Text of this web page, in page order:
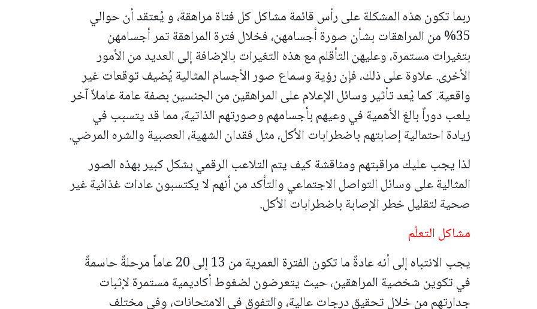
ربما تكون هذه المشكلة على رأس قائمة مشاكل كل فتاة مراهقة، و يُعتقد أن حوالي
35% من المراهقات بشأن صورة أجسامهن، فخلال فترة المراهقة تمر أجسامهن
بتغيرات مستمرة، وعليهن التأقلم مع هذه التغيرات بالإضافة إلى العديد من الأمور
الأخرى. علاوة على ذلك، فإن رؤية وسماع صور الأجسام المثالية يُضيف توقعات غير
واقعية. كما يُعد تأثير وسائل الإعلام على المراهقين من الجنسين بصفة عامة عاملاً آخر
يلعب دوراً بالغ الأهمية في وعيهم بأجسامهم وصورتهم الذاتية، مما قد يتسبب في
زيادة احتمالية إصابتهم باضطرابات الأكل، مثل فقدان الشهية، العصبية والشره المرضي.
لذا يجب عليك مراقبتهم ومناقشة كيف يتم التلاعب الرقمي بشكل كبير بهذه الصور
المثالية على وسائل التواصل الاجتماعي والتأكد من أنهم لا يكتسبون عادات غذائية غير
صحية لتقليل خطر الإصابة باضطرابات الأكل.
مشاكل التعلّم
يجب الانتباه إلى أنه عادةً ما تكون الفترة العمرية من 13 إلى 20 عاماً مرحلةً حاسمةً
في تكوين شخصية المراهقين، حيث يتعرضون لضغوط أكاديمية مستمرة لإثبات
جدارتهم من خلال تحقيق درجات عالية، والتفوق في الامتحانات، وفي مختلف